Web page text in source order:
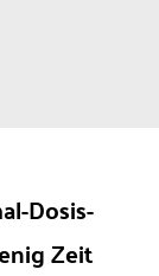
Dosis-
Zeit